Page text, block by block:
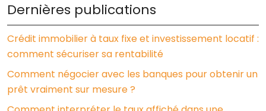
Dernières publications
Crédit immobilier à taux fixe et investissement locatif :
comment sécuriser sa rentabilité
Comment négocier avec les banques pour obtenir un
prêt vraiment sur mesure ?